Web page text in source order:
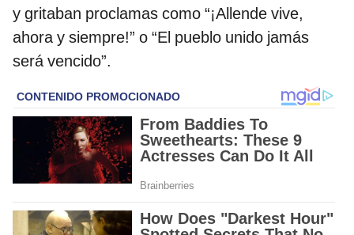
y gritaban proclamas como “¡Allende vive,
ahora y siempre!” o “El pueblo unido jamás
será vencido”.